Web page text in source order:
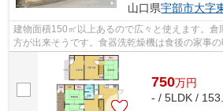
山口県宇部市大字
建物面積150㎡以上あるので広々と使えます。倉
方が出来そうです。食器洗乾燥機は食後の家事の
近、すぐ近くに大型スーパーも出来てお...
750万円
- / 5LDK /